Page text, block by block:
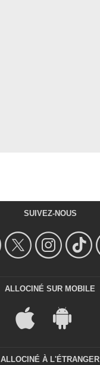
SUIVEZ-NOUS
ALLOCINÉ SUR MOBILE
ALLOCINÉ À L'ÉTRANGER